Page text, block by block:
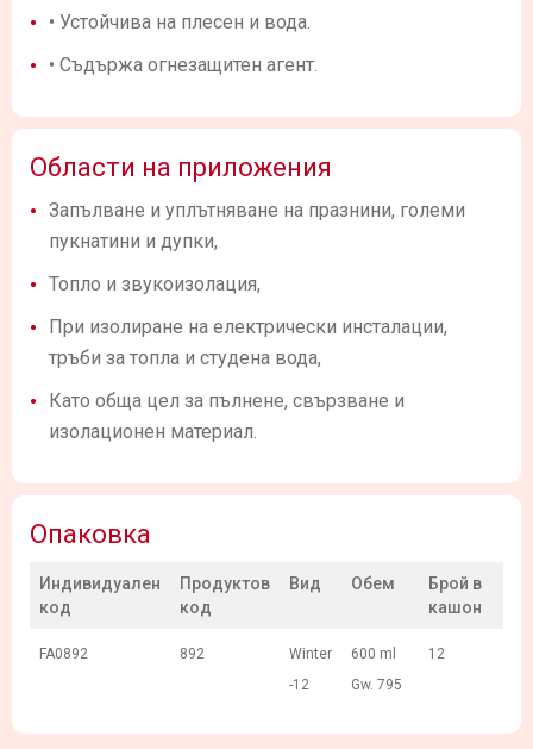
• Устойчива на плесен и вода.
• Съдържа огнезащитен агент.
Области на приложения
Запълване и уплътняване на празнини, големи
пукнатини и дупки,
Топло и звукоизолация,
При изолиране на електрически инсталации,
тръби за топла и студена вода,
Като обща цел за пълнене, свързване и
изолационен материал.
Опаковка
Индивидуален
код
Продуктов
код
Вид Обем
Брой в
кашон
FA0892 892
Winter
-12
600 ml
Gw. 795
12